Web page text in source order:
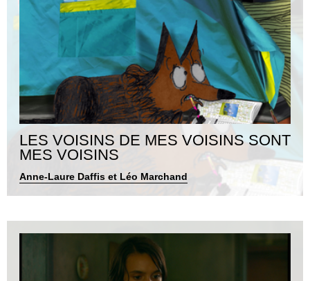
LES VOISINS DE MES VOISINS SONT
MES VOISINS
Anne-Laure Daffis et Léo Marchand